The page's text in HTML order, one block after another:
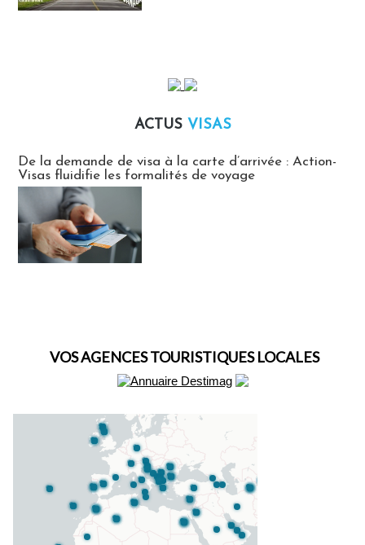
ACTUS VISAS
De la demande de visa à la carte d’arrivée : Action-
Visas fluidifie les formalités de voyage
VOS AGENCES TOURISTIQUES LOCALES